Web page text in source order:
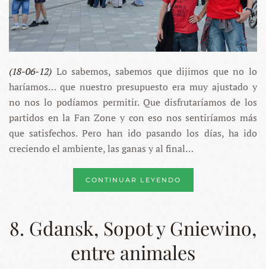
(18-06-12) Lo sabemos, sabemos que dijimos que no lo
haríamos… que nuestro presupuesto era muy ajustado y
no nos lo podíamos permitir. Que disfrutaríamos de los
partidos en la Fan Zone y con eso nos sentiríamos más
que satisfechos. Pero han ido pasando los días, ha ido
creciendo el ambiente, las ganas y al final…
CONTINUAR LEYENDO
8. Gdansk, Sopot y Gniewino,
entre animales